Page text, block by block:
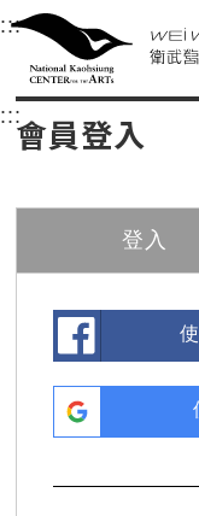
衛武營國家藝
中央內容區塊，為本頁
:::選單連結區塊，
衛武營國家
::: 中央內容區塊，
會員登入
登入